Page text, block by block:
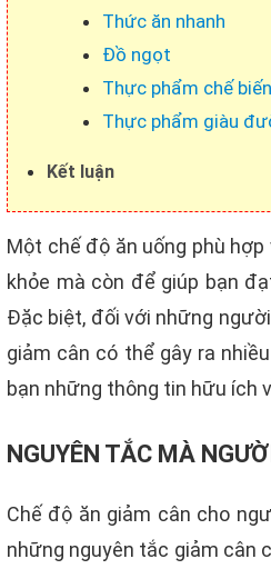
Thức ăn nhanh
Đồ ngọt
Thực phẩm chế biến
Thực phẩm giàu
Kết luận
Một chế độ ăn uống phù
khỏe mà còn để giúp bạn
Đặc biệt, đối với những
giảm cân có thể gây ra
bạn những thông tin hữu ích
NGUYÊN TẮC MÀ
Chế độ ăn giảm cân cho
những nguyên tắc giảm cân